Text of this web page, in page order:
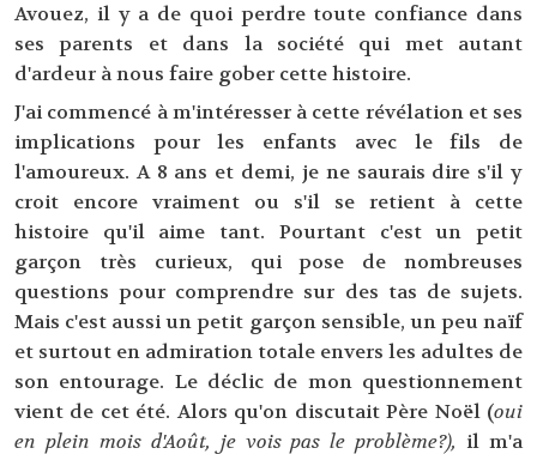
Avouez, il y a de quoi perdre toute confiance dans
ses parents et dans la société qui met autant
d'ardeur à nous faire gober cette histoire.
J'ai commencé à m'intéresser à cette révélation et ses
implications pour les enfants avec le fils de
l'amoureux. A 8 ans et demi, je ne saurais dire s'il y
croit encore vraiment ou s'il se retient à cette
histoire qu'il aime tant. Pourtant c'est un petit
garçon très curieux, qui pose de nombreuses
questions pour comprendre sur des tas de sujets.
Mais c'est aussi un petit garçon sensible, un peu naïf
et surtout en admiration totale envers les adultes de
son entourage. Le déclic de mon questionnement
vient de cet été. Alors qu'on discutait Père Noël (oui
en plein mois d'Août, je vois pas le problème?), il m'a